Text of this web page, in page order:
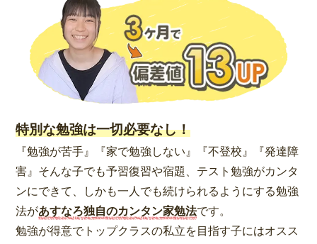
特別な勉強は一切必要なし！
『勉強が苦手』『家で勉強しない』『不登校』『発達障
害』そんな子でも予習復習や宿題、テスト勉強がカンタ
ンにできて、しかも一人でも続けられるようにする勉強
法があすなろ独自のカンタン家勉法です。
勉強が得意でトップクラスの私立を目指す子にはオスス